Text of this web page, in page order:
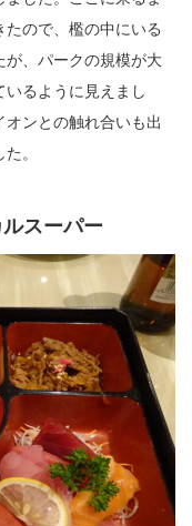
ので、檻の中にいる
が、パークの規模が大
るように見えまし
ンとの触れ合いも出
。
スーパー